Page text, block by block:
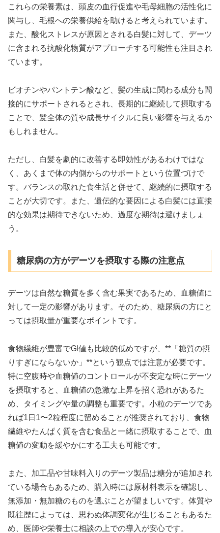
これらの栄養素は、頭皮の血行促進や毛母細胞の活性化に
関与し、毛根への栄養供給を助けると考えられています。
また、酸化ストレスが原因とされる白髪に対して、デーツ
に含まれる抗酸化物質がアプローチする可能性も注目され
ています。
ビオチンやパントテン酸など、髪の生成に関わる成分も間
接的にサポートされるとされ、長期的に継続して摂取する
ことで、髪全体の質や成長サイクルに良い影響を与えるか
もしれません。
ただし、白髪を劇的に改善する即効性があるわけではな
く、あくまで体の内側からのサポートという位置づけで
す。バランスの取れた食生活と併せて、継続的に摂取する
ことが大切です。また、遺伝的な要因による白髪には直接
的な効果は期待できないため、過度な期待は避けましょ
う。
糖尿病の方がデーツを摂取する際の注意点
デーツは自然な糖質を多く含む果実であるため、血糖値に
対して一定の影響があります。そのため、糖尿病の方にと
っては摂取量が重要なポイントです。
食物繊維が豊富でGI値も比較的低めですが、**「糖質の摂
りすぎにならないか」**という観点では注意が必要です。
特に空腹時や血糖値のコントロールが不安定な時にデーツ
を摂取すると、血糖値の急激な上昇を招く恐れがあるた
め、タイミングや量の調整も重要です。小粒のデーツであ
れば1日1〜2粒程度に留めることが推奨されており、食物
繊維やたんぱく質を含む食品と一緒に摂取することで、血
糖値の変動を緩やかにする工夫も可能です。
また、加工品や甘味料入りのデーツ製品は糖分が追加され
ている場合もあるため、購入時には原材料表示を確認し、
無添加・無加糖のものを選ぶことが望ましいです。体質や
既往歴によっては、思わぬ体調変化が生じることもあるた
め、医師や栄養士に相談の上での導入が安心です。